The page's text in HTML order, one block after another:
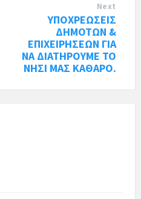
Next
ΥΠΟΧΡΕΩΣΕΙΣ
ΔΗΜΟΤΩΝ &
ΕΠΙΧΕΙΡΗΣΕΩΝ ΓΙΑ
ΝΑ ΔΙΑΤΗΡΟΥΜΕ ΤΟ
ΝΗΣΙ ΜΑΣ ΚΑΘΑΡΟ.